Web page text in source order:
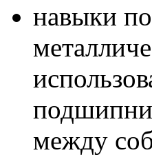
навыки
между